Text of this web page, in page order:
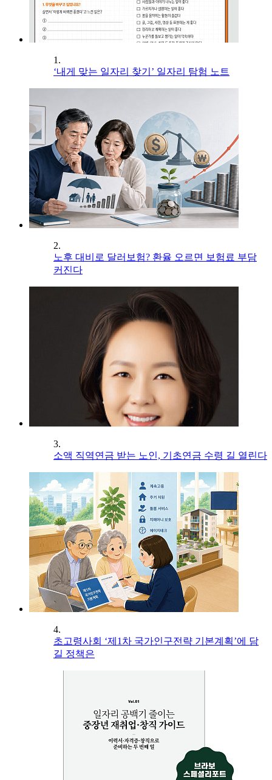
1.
‘내게 맞는 일자리 찾기’ 일자리 탐험 노트
2.
노후 대비로 달러보험? 환율 오르면 보험료 부담
커진다
3.
소액 직역연금 받는 노인, 기초연금 수령 길 열린다
4.
초고령사회 ‘제1차 국가인구전략 기본계획’에 담
길 정책은